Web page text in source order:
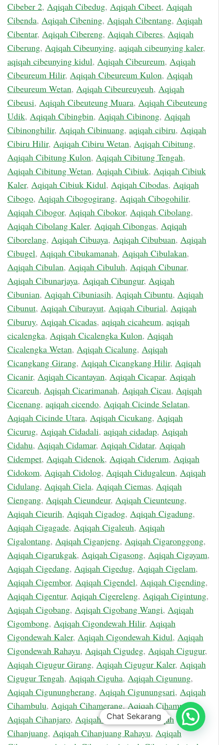
Cibeber 2, Aqiqah Cibedug, Aqiqah Cibeet, Aqiqah
Cibenda, Aqiqah Cibening, Aqiqah Cibentang, Aqiqah
Cibentar, Aqiqah Cibereng, Aqiqah Ciberes, Aqiqah
Ciberung, Aqiqah Cibeunying, aqiqah cibeunying kaler,
aqiqah cibeunying kidul, Aqiqah Cibeureum, Aqiqah
Cibeureum Hilir, Aqiqah Cibeureum Kulon, Aqiqah
Cibeureum Wetan, Aqiqah Cibeureuyeuh, Aqiqah
Cibeusi, Aqiqah Cibeuteung Muara, Aqiqah Cibeuteung
Udik, Aqiqah Cibingbin, Aqiqah Cibinong, Aqiqah
Cibinonghilir, Aqiqah Cibinuang, aqiqah cibiru, Aqiqah
Cibiru Hilir, Aqiqah Cibiru Wetan, Aqiqah Cibitung,
Aqiqah Cibitung Kulon, Aqiqah Cibitung Tengah,
Aqiqah Cibitung Wetan, Aqiqah Cibiuk, Aqiqah Cibiuk
Kaler, Aqiqah Cibiuk Kidul, Aqiqah Cibodas, Aqiqah
Cibogo, Aqiqah Cibogogirang, Aqiqah Cibogohilir,
Aqiqah Cibogor, Aqiqah Cibokor, Aqiqah Cibolang,
Aqiqah Cibolang Kaler, Aqiqah Cibongas, Aqiqah
Ciborelang, Aqiqah Cibuaya, Aqiqah Cibubuan, Aqiqah
Cibugel, Aqiqah Cibukamanah, Aqiqah Cibulakan,
Aqiqah Cibulan, Aqiqah Cibuluh, Aqiqah Cibunar,
Aqiqah Cibunarjaya, Aqiqah Cibungur, Aqiqah
Cibunian, Aqiqah Cibuniasih, Aqiqah Cibuntu, Aqiqah
Cibunut, Aqiqah Ciburayut, Aqiqah Ciburial, Aqiqah
Ciburuy, Aqiqah Cicadas, aqiqah cicaheum, aqiqah
cicalengka, Aqiqah Cicalengka Kulon, Aqiqah
Cicalengka Wetan, Aqiqah Cicalung, Aqiqah
Cicangkang Girang, Aqiqah Cicangkang Hilir, Aqiqah
Cicanir, Aqiqah Cicantayan, Aqiqah Cicapar, Aqiqah
Cicareuh, Aqiqah Cicarimanah, Aqiqah Cicau, Aqiqah
Cicenang, aqiqah cicendo, Aqiqah Cicinde Selatan,
Aqiqah Cicinde Utara, Aqiqah Cicukang, Aqiqah
Cicurug, Aqiqah Cidadali, aqiqah cidadap, Aqiqah
Cidahu, Aqiqah Cidamar, Aqiqah Cidatar, Aqiqah
Cidempet, Aqiqah Cidenok, Aqiqah Ciderum, Aqiqah
Cidokom, Aqiqah Cidolog, Aqiqah Cidugaleun, Aqiqah
Cidulang, Aqiqah Ciela, Aqiqah Ciemas, Aqiqah
Ciengang, Aqiqah Cieundeur, Aqiqah Cieunteung,
Aqiqah Cieurih, Aqiqah Cigadog, Aqiqah Cigadung,
Aqiqah Cigagade, Aqiqah Cigaleuh, Aqiqah
Cigalontang, Aqiqah Ciganjeng, Aqiqah Cigaronggong,
Aqiqah Cigarukgak, Aqiqah Cigasong, Aqiqah Cigayam,
Aqiqah Cigedang, Aqiqah Cigedug, Aqiqah Cigelam,
Aqiqah Cigembor, Aqiqah Cigendel, Aqiqah Cigending,
Aqiqah Cigentur, Aqiqah Cigereleng, Aqiqah Cigintung,
Aqiqah Cigobang, Aqiqah Cigobang Wangi, Aqiqah
Cigombong, Aqiqah Cigondewah Hilir, Aqiqah
Cigondewah Kaler, Aqiqah Cigondewah Kidul, Aqiqah
Cigondewah Rahayu, Aqiqah Cigudeg, Aqiqah Cigugur,
Aqiqah Cigugur Girang, Aqiqah Cigugur Kaler, Aqiqah
Cigugur Tengah, Aqiqah Ciguha, Aqiqah Cigunung,
Aqiqah Cigunungherang, Aqiqah Cigunungsari, Aqiqah
Cihambulu, Aqiqah Cihamerang,Aqiqah Cihampelas,
Aqiqah Cihanjaro, Aqiqah Cihanjawar,Aqiqah
Cihanjuang, Aqiqah Cihanjuang Rahayu, Aqiqah
Chat Sekarang